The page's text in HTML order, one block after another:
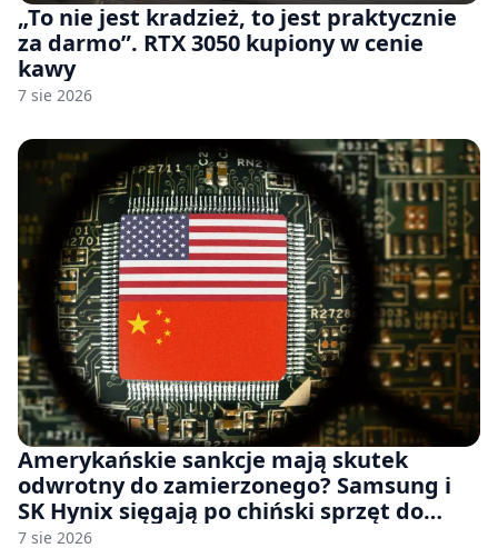
„To nie jest kradzież, to jest praktycznie
za darmo”. RTX 3050 kupiony w cenie
kawy
7 sie 2026
Amerykańskie sankcje mają skutek
odwrotny do zamierzonego? Samsung i
SK Hynix sięgają po chiński sprzęt do
fabryk chipów
7 sie 2026